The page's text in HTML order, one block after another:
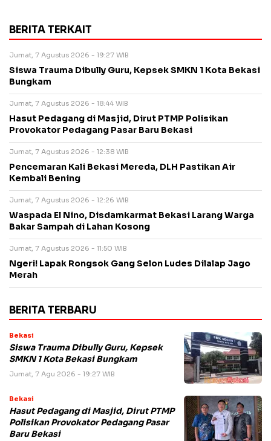
BERITA TERKAIT
Jumat, 7 Agustus 2026 - 19:27 WIB
Siswa Trauma Dibully Guru, Kepsek SMKN 1 Kota Bekasi
Bungkam
Jumat, 7 Agustus 2026 - 18:44 WIB
Hasut Pedagang di Masjid, Dirut PTMP Polisikan
Provokator Pedagang Pasar Baru Bekasi
Jumat, 7 Agustus 2026 - 12:38 WIB
Pencemaran Kali Bekasi Mereda, DLH Pastikan Air
Kembali Bening
Jumat, 7 Agustus 2026 - 12:26 WIB
Waspada El Nino, Disdamkarmat Bekasi Larang Warga
Bakar Sampah di Lahan Kosong
Jumat, 7 Agustus 2026 - 11:50 WIB
Ngeri! Lapak Rongsok Gang Selon Ludes Dilalap Jago
Merah
BERITA TERBARU
Bekasi
Siswa Trauma Dibully Guru, Kepsek
SMKN 1 Kota Bekasi Bungkam
Jumat, 7 Agu 2026 - 19:27 WIB
Bekasi
Hasut Pedagang di Masjid, Dirut PTMP
Polisikan Provokator Pedagang Pasar
Baru Bekasi